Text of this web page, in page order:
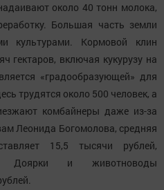
около 40 тонн молока,
Большая часть земли
культурами. Кормовой клин
гектаров, включая кукурузу на
«градообразующей» для
трудятся около 500 человек, а
комбайнеры даже из-за
Леонида Богомолова, средняя
15,5 тысячи рублей,
Доярки и животноводы